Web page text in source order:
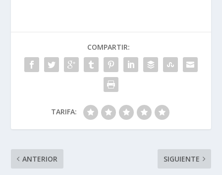
COMPARTIR:
TARIFA:
ANTERIOR SIGUIENTE